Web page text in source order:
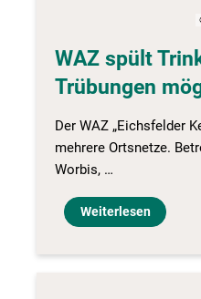
WAZ spült
Trübungen
Der WAZ „Eichsfelder
mehrere Ortsnetze.
Worbis, …
Weiterlesen